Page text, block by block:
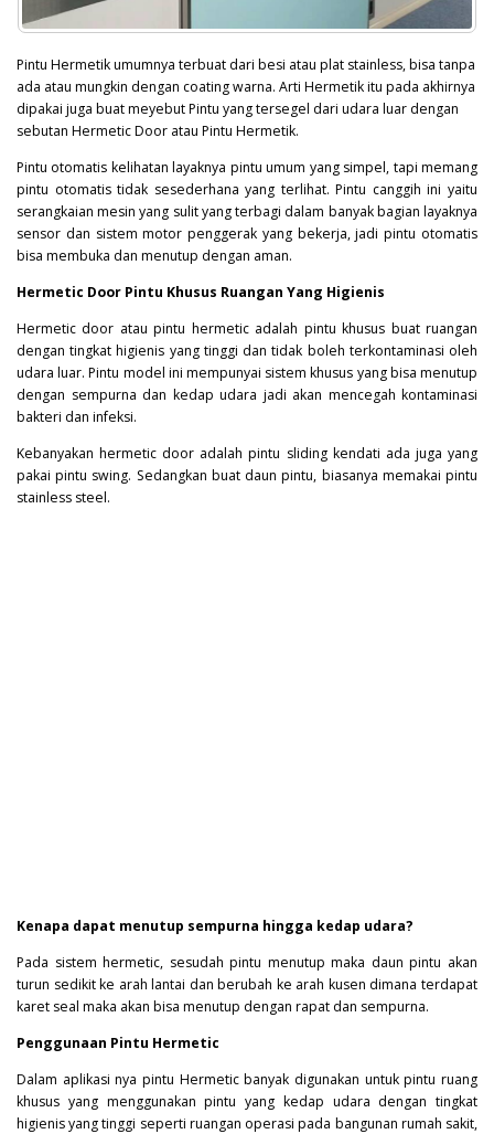
Pintu Hermetik umumnya terbuat dari besi atau plat stainless, bisa tanpa
ada atau mungkin dengan coating warna. Arti Hermetik itu pada akhirnya
dipakai juga buat meyebut Pintu yang tersegel dari udara luar dengan
sebutan Hermetic Door atau Pintu Hermetik.
Pintu otomatis kelihatan layaknya pintu umum yang simpel, tapi memang
pintu otomatis tidak sesederhana yang terlihat. Pintu canggih ini yaitu
serangkaian mesin yang sulit yang terbagi dalam banyak bagian layaknya
sensor dan sistem motor penggerak yang bekerja, jadi pintu otomatis
bisa membuka dan menutup dengan aman.
Hermetic Door Pintu Khusus Ruangan Yang Higienis
Hermetic door atau pintu hermetic adalah pintu khusus buat ruangan
dengan tingkat higienis yang tinggi dan tidak boleh terkontaminasi oleh
udara luar. Pintu model ini mempunyai sistem khusus yang bisa menutup
dengan sempurna dan kedap udara jadi akan mencegah kontaminasi
bakteri dan infeksi.
Kebanyakan hermetic door adalah pintu sliding kendati ada juga yang
pakai pintu swing. Sedangkan buat daun pintu, biasanya memakai pintu
stainless steel.
Kenapa dapat menutup sempurna hingga kedap udara?
Pada sistem hermetic, sesudah pintu menutup maka daun pintu akan
turun sedikit ke arah lantai dan berubah ke arah kusen dimana terdapat
karet seal maka akan bisa menutup dengan rapat dan sempurna.
Penggunaan Pintu Hermetic
Dalam aplikasi nya pintu Hermeticbanyak digunakan untuk pintu ruang
khusus yang menggunakan pintu yang kedap udara dengan tingkat
higienis yang tinggi seperti ruangan operasi pada bangunan rumah sakit,